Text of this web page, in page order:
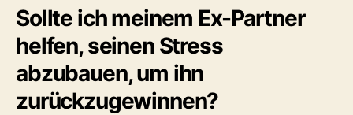
Sollte ich meinem Ex-Partner
helfen, seinen Stress
abzubauen, um ihn
zurückzugewinnen?